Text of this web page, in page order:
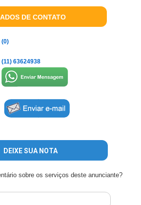
DE CONTATO
(0)
(11) 63624938
DEIXE SUA NOTA
sobre os serviços deste anunciante?